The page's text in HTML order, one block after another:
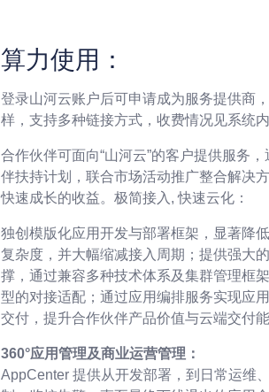
算力使用：
登录山河云账户后可申请成为服务提供商
样，支持多种链接方式，收费情况见系统
合作伙伴可面向“山河云”的客户提供服务，
伴扶持计划，联合市场活动推广整合解决
快速成长的收益。极简接入, 快速云化：
独创模版化应用开发与部署框架，显著降
复杂度，并大幅缩减接入周期；提供强大
撑，通过兼容多种技术体系及集群管理框
型的对接适配；通过应用编排服务实现应
交付，提升合作伙伴产品价值与云端交付
360°应用管理及商业运营管理：
AppCenter 提供从开发部署，到日常运维